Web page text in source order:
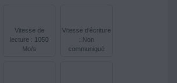
Vitesse de
lecture : 1050
Mo/s
Vitesse d'écriture
: Non
communiqué